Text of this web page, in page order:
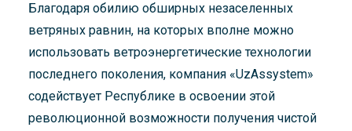
Благодаря обилию обширных незаселенных
ветряных равнин, на которых вполне можно
использовать ветроэнергетические технологии
последнего поколения, компания «UzAssystem»
содействует Республике в освоении этой
революционной возможности получения чистой